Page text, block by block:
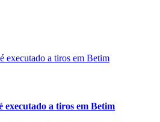
a tiros em Betim